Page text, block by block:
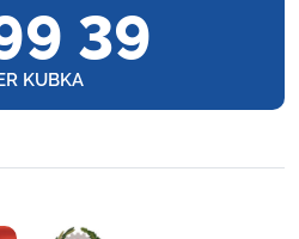
39
KUBKA